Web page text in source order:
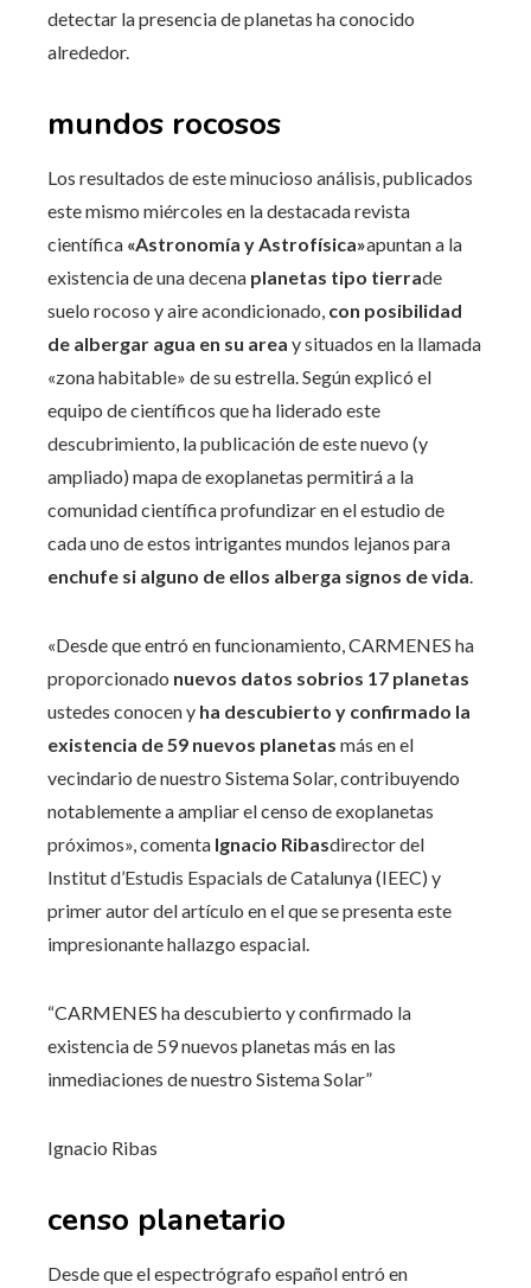
detectar la presencia de planetas ha conocido
alrededor.
mundos rocosos
Los resultados de este minucioso análisis, publicados
este mismo miércoles en la destacada revista
científica «Astronomía y Astrofísica»apuntan a la
existencia de una decena planetas tipo tierrade
suelo rocoso y aire acondicionado, con posibilidad
de albergar agua en su area y situados en la llamada
«zona habitable» de su estrella. Según explicó el
equipo de científicos que ha liderado este
descubrimiento, la publicación de este nuevo (y
ampliado) mapa de exoplanetas permitirá a la
comunidad científica profundizar en el estudio de
cada uno de estos intrigantes mundos lejanos para
enchufe si alguno de ellos alberga signos de vida.
«Desde que entró en funcionamiento, CARMENES ha
proporcionado nuevos datos sobrios 17 planetas
ustedes conocen y ha descubierto y confirmado la
existencia de 59 nuevos planetas más en el
vecindario de nuestro Sistema Solar, contribuyendo
notablemente a ampliar el censo de exoplanetas
próximos», comenta Ignacio Ribasdirector del
Institut d’Estudis Espacials de Catalunya (IEEC) y
primer autor del artículo en el que se presenta este
impresionante hallazgo espacial.
“CARMENES ha descubierto y confirmado la
existencia de 59 nuevos planetas más en las
inmediaciones de nuestro Sistema Solar”
Ignacio Ribas
censo planetario
Desde que el espectrógrafo español entró en